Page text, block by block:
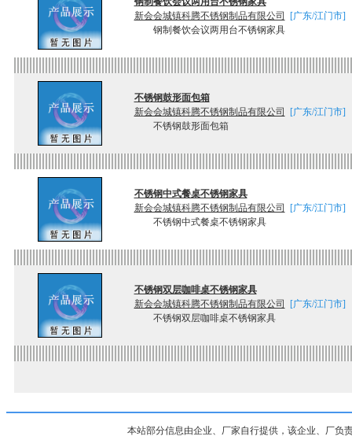
新会会城镇科腾不锈钢制品有限公司
[广东/江门市]
钢制餐饮会议两用台不锈钢家具
不锈钢鼓形面包箱
新会会城镇科腾不锈钢制品有限公司
[广东/江门市]
不锈钢鼓形面包箱
不锈钢中式餐桌不锈钢家具
新会会城镇科腾不锈钢制品有限公司
[广东/江门市]
不锈钢中式餐桌不锈钢家具
不锈钢双层咖啡桌不锈钢家具
新会会城镇科腾不锈钢制品有限公司
[广东/江门市]
不锈钢双层咖啡桌不锈钢家具
本站部分信息由企业、厂家自行提供，该企业、厂负